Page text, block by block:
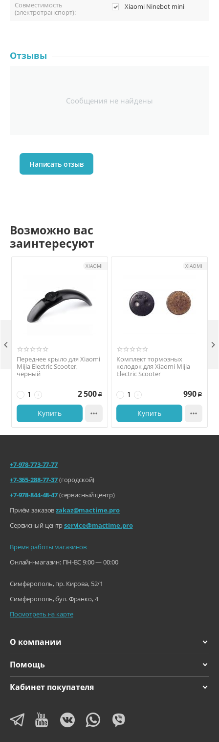
Совместимость
(электротранспорт):
Xiaomi Ninebot mini
Отзывы
Сообщения не найдены
Написать отзыв
Возможно вас
заинтересуют
XIAOMI
Переднее крыло для Xiaomi
Mijia Electric Scooter,
чёрный
+
− 2 500 Р
Купить 
XIAOMI
Комплект тормозных
колодок для Xiaomi Mijia
Electric Scooter
+
− 990 Р
Купить 
 
О компании
Помощь
Кабинет покупателя
+7-978-773-77-77
+7-365-288-77-37(городской)
+7-978-844-48-47(сервисный центр)
Приём заказовzakaz@mactime.pro
Сервисный центрservice@mactime.pro
Время работы магазинов
Онлайн-магазин: ПН-ВС 9:00 — 00:00
Симферополь, пр. Кирова, 52/1
Симферополь, бул. Франко, 4
Посмотреть на карте